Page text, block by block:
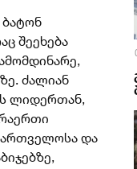
შეეხება
ძალიან
ლიდერთან,
და